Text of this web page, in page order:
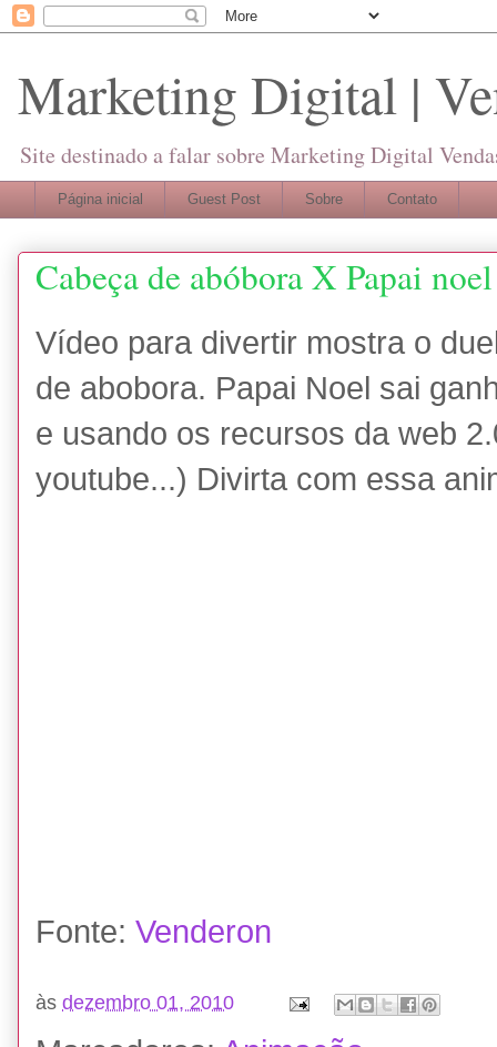
Marketing Digital |
Site destinado a falar sobre Marketing Digital
Página inicial Guest Post Sobre Contato
Cabeça de abóbora X Papai noel
Vídeo para divertir mostra o
de abobora. Papai Noel sai
e usando os recursos da web
youtube...) Divirta com essa
Fonte: Venderon
às dezembro 01, 2010